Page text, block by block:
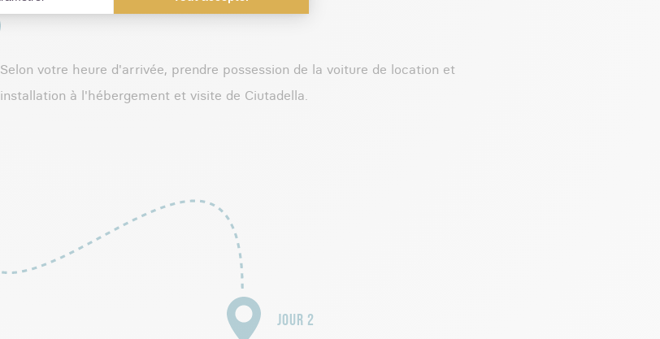
Selon votre heure d'arrivée, prendre possession de la voiture de location et
installation à l'hébergement et visite de Ciutadella.
JOUR 2